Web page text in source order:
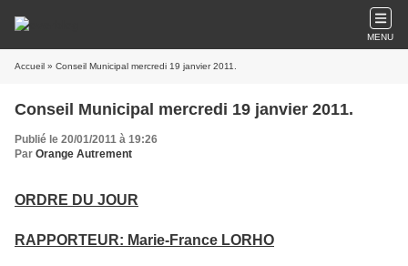
MENU
Accueil » Conseil Municipal mercredi 19 janvier 2011.
Conseil Municipal mercredi 19 janvier 2011.
Publié le 20/01/2011 à 19:26
Par Orange Autrement
ORDRE DU JOUR
RAPPORTEUR: Marie-France LORHO